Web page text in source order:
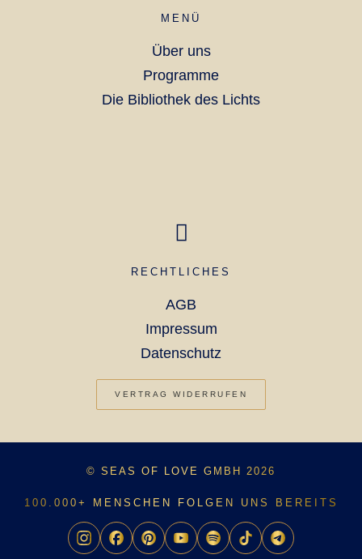
MENÜ
Über uns
Programme
Die Bibliothek des Lichts
RECHTLICHES
AGB
Impressum
Datenschutz
VERTRAG WIDERRUFEN
© SEAS OF LOVE GMBH 2026
100.000+ MENSCHEN FOLGEN UNS BEREITS